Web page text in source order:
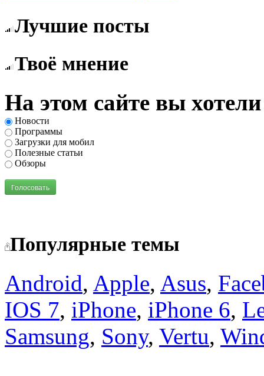
Лучшие посты
Твоё мнение
На этом сайте вы
Новости
Программы
Загрузки для мобил
Полезные статьи
Обзоры
Голосовать
Популярные темы
Android, Apple, Asus,
IOS 7, iPhone, iPhone 6,
Samsung, Sony, Vertu,